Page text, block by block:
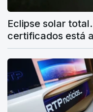
Eclipse solar
certificados está